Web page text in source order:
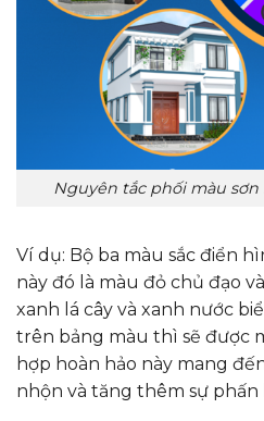
Nguyên tắc phối màu sơn
Ví dụ: Bộ ba màu sắc điển
này đó là màu đỏ chủ đạo
xanh lá cây và xanh nước
trên bảng màu thì sẽ được
hợp hoàn hảo này mang
nhộn và tăng thêm sự phấn